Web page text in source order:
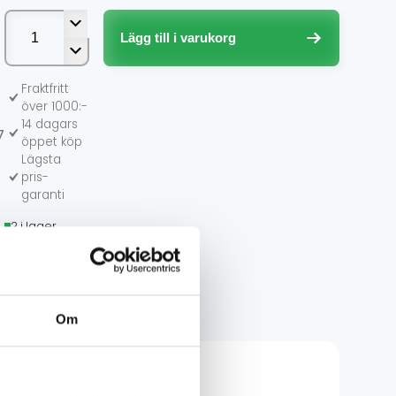
Om
SECO
Sadelöverdrag
Matryx
Svart
Rosa
mängd
Lägg till i varukorg
Fraktfritt
över 1000:-
14 dagars
öppet köp
Lägsta
pris-
garanti
2 i lager